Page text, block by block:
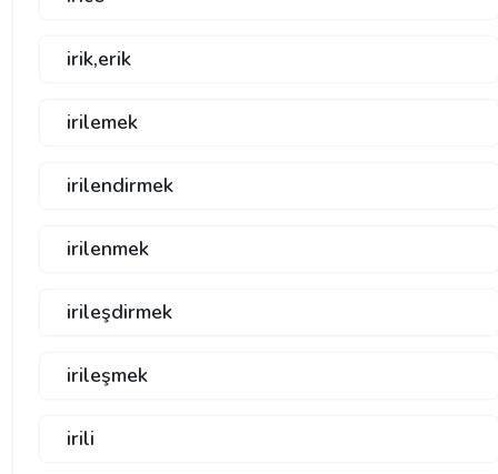
irik,erik
irilemek
irilendirmek
irilenmek
irileşdirmek
irileşmek
irili